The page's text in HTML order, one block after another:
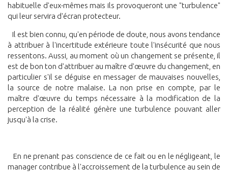
habituelle d'eux-mêmes mais ils provoqueront une "turbulence"
qui leur servira d'écran protecteur.
Il est bien connu, qu'en période de doute, nous avons tendance
à attribuer à l'incertitude extérieure toute l'insécurité que nous
ressentons. Aussi, au moment où un changement se présente, il
est de bon ton d'attribuer au maître d'œuvre du changement, en
particulier s'il se déguise en messager de mauvaises nouvelles,
la source de notre malaise. La non prise en compte, par le
maître d'œuvre du temps nécessaire à la modification de la
perception de la réalité génère une turbulence pouvant aller
jusqu'à la crise.
En ne prenant pas conscience de ce fait ou en le négligeant, le
manager contribue à l'accroissement de la turbulence au sein de